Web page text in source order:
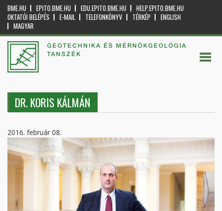
BME.HU EPITO.BME.HU EDU.EPITO.BME.HU
HELP.EPITO.BME.HU
OKTATÓI BELÉPÉS
E-MAIL TELEFONKÖNYV TÉRKÉP
ENGLISH
MAGYAR
GEOTECHNIKA ÉS MÉRNÖKGEOLÓGIA
TANSZÉK
DR. KORIS KÁLMÁN
2016. február 08.